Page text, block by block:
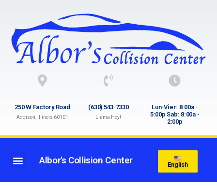
250 W Factory Road
Addison, Illinois 60101
(630) 543-7330
Llama Hoy!
Lun-Vier: 8:00a -
5:00p Sab: 8:00a -
2:00p
Albor's Collision Center English